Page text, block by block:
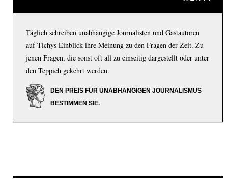
Täglich schreiben unabhängige Journalisten und Gastautoren
auf Tichys Einblick ihre Meinung zu den Fragen der Zeit. Zu
jenen Fragen, die sonst oft all zu einseitig dargestellt oder unter
den Teppich gekehrt werden.
DEN PREIS FÜR UNABHÄNGIGEN JOURNALISMUS
BESTIMMEN SIE.